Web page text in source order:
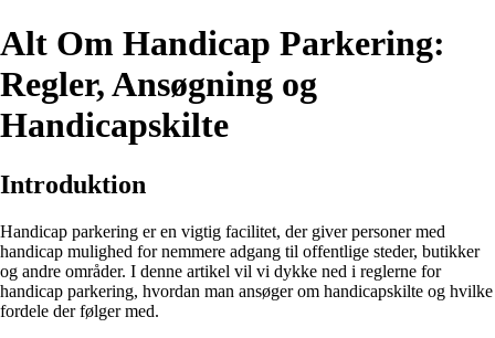
Alt Om Handicap Parkering:
Regler, Ansøgning og
Handicapskilte
Introduktion
Handicap parkering er en vigtig facilitet, der giver personer med
handicap mulighed for nemmere adgang til offentlige steder, butikker
og andre områder. I denne artikel vil vi dykke ned i reglerne for
handicap parkering, hvordan man ansøger om handicapskilte og hvilke
fordele der følger med.